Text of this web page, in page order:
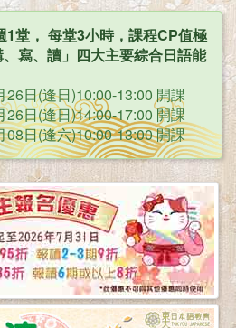
1堂， 每堂3小時，課程CP值極
寫、讀」四大主要綜合日語能
日(逢日)10:00-13:00 開課
日(逢日)14:00-17:00 開課
日(逢六)10:00-13:00 開課